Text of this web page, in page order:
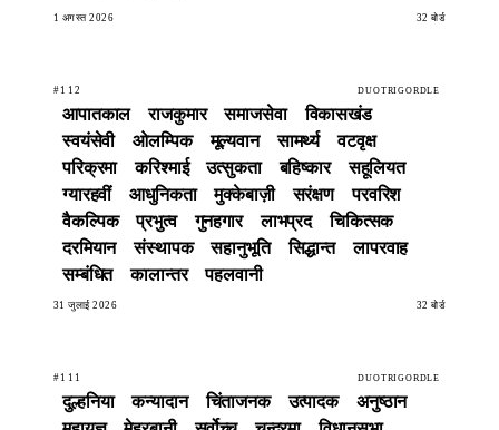
1 अगस्त 2026 32 बोर्ड
#112 DUOTRIGORDLE
आपातकाल राजकुमार समाजसेवा
विकासखंड
स्वयंसेवी
ओलम्पिक मूल्यवान सामर्थ्य
वटवृक्ष
परिक्रमा
करिश्माई उत्सुकता बहिष्कार
सहूलियत
ग्यारहवीं
आधुनिकता मुक्केबाज़ी सरंक्षण
परवरिश
वैकल्पिक
प्रभुत्व गुनहगार लाभप्रद
चिकित्सक
दरमियान
संस्थापक सहानुभूति सिद्धान्त
लापरवाह
सम्बंधित
कालान्तर पहलवानी
31 जुलाई 2026 32 बोर्ड
#111 DUOTRIGORDLE
दुल्हनिया कन्यादान चिंताजनक उत्पादक
अनुष्ठान